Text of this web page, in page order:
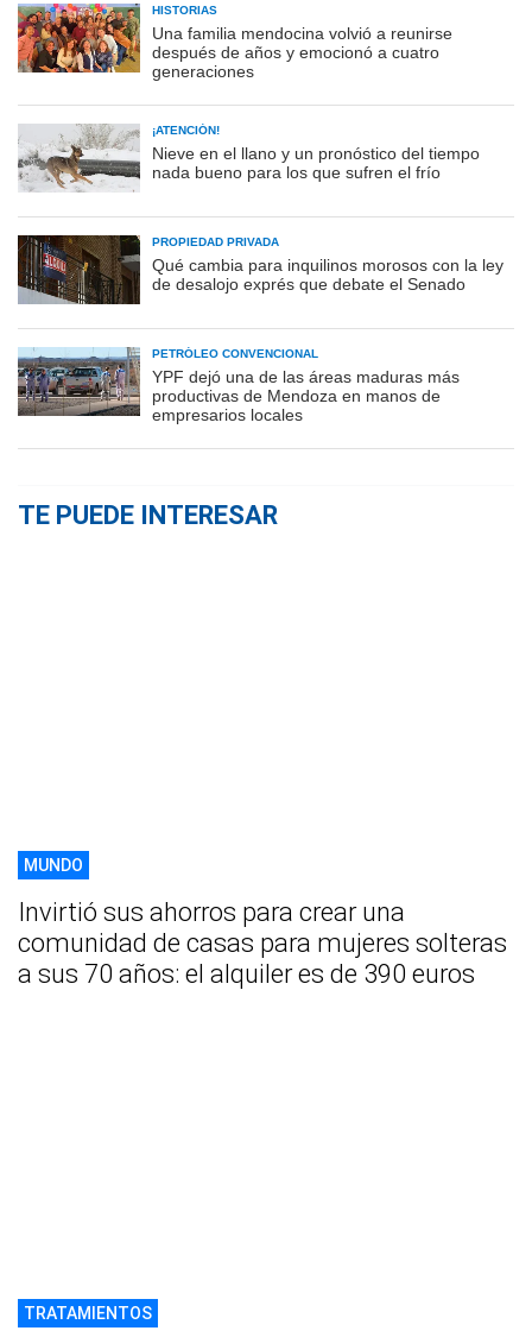
HISTORIAS
Una familia mendocina volvió a reunirse
después de años y emocionó a cuatro
generaciones
¡ATENCIÓN!
Nieve en el llano y un pronóstico del tiempo
nada bueno para los que sufren el frío
PROPIEDAD PRIVADA
Qué cambia para inquilinos morosos con la ley
de desalojo exprés que debate el Senado
PETRÓLEO CONVENCIONAL
YPF dejó una de las áreas maduras más
productivas de Mendoza en manos de
empresarios locales
TE PUEDE INTERESAR
MUNDO
Invirtió sus ahorros para crear una
comunidad de casas para mujeres solteras
a sus 70 años: el alquiler es de 390 euros
TRATAMIENTOS